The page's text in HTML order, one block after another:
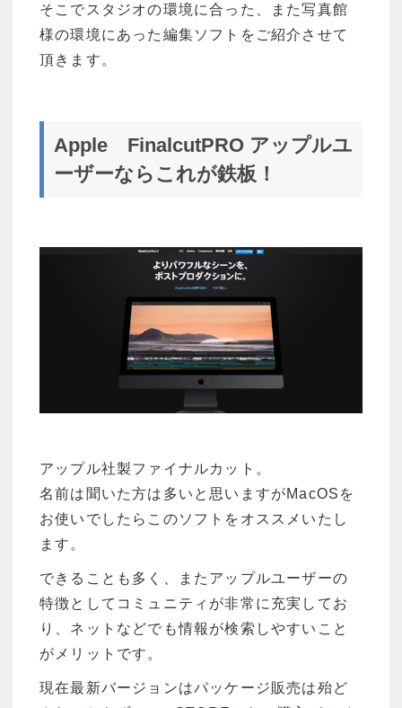
そこでスタジオの環境に合った、また写真館
様の環境にあった編集ソフトをご紹介させて
頂きます。
Apple FinalcutPRO アップルユ
ーザーならこれが鉄板！
アップル社製ファイナルカット。
名前は聞いた方は多いと思いますがMacOSを
お使いでしたらこのソフトをオススメいたし
ます。
できることも多く、またアップルユーザーの
特徴としてコミュニティが非常に充実してお
り、ネットなどでも情報が検索しやすいこと
がメリットです。
現在最新バージョンはパッケージ販売は殆ど